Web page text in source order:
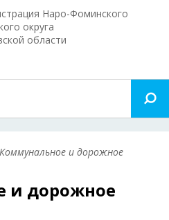
Наро-Фоминского
округа
области
и дорожное
и дорожное